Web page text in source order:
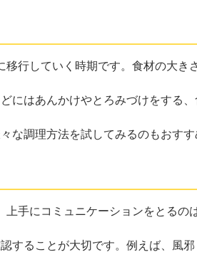
行していく時期です。食材の大
にはあんかけやとろみづけをする
な調理方法を試してみるのもおすす
手にコミュニケーションをとる
することが大切です。例えば、風